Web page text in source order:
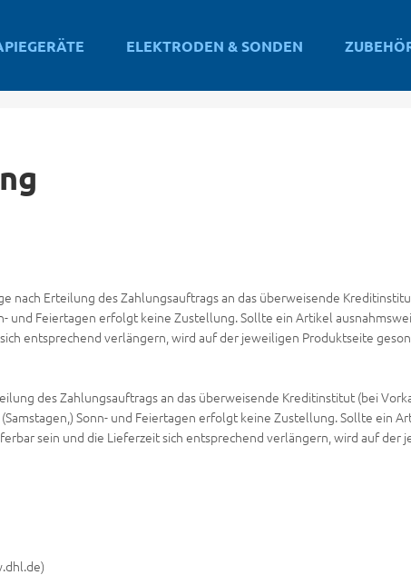
ELEKTRODEN & SONDEN
nach Erteilung des Zahlungsauftrags an das überweisende
und Feiertagen erfolgt keine Zustellung. Sollte ein Artikel
entsprechend verlängern, wird auf der jeweiligen Produktseite
des Zahlungsauftrags an das überweisende Kreditinstitut (bei
Sonn- und Feiertagen erfolgt keine Zustellung. Sollte ein
sein und die Lieferzeit sich entsprechend verlängern, wird auf der